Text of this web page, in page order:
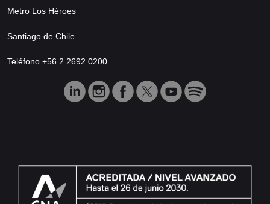
Metro Los Héroes
Santiago de Chile
Teléfono +56 2 2692 0200